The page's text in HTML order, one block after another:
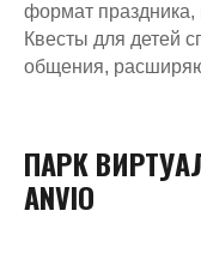
формат праздника,
Квесты для детей
общения,
ПАРК
ANVIO